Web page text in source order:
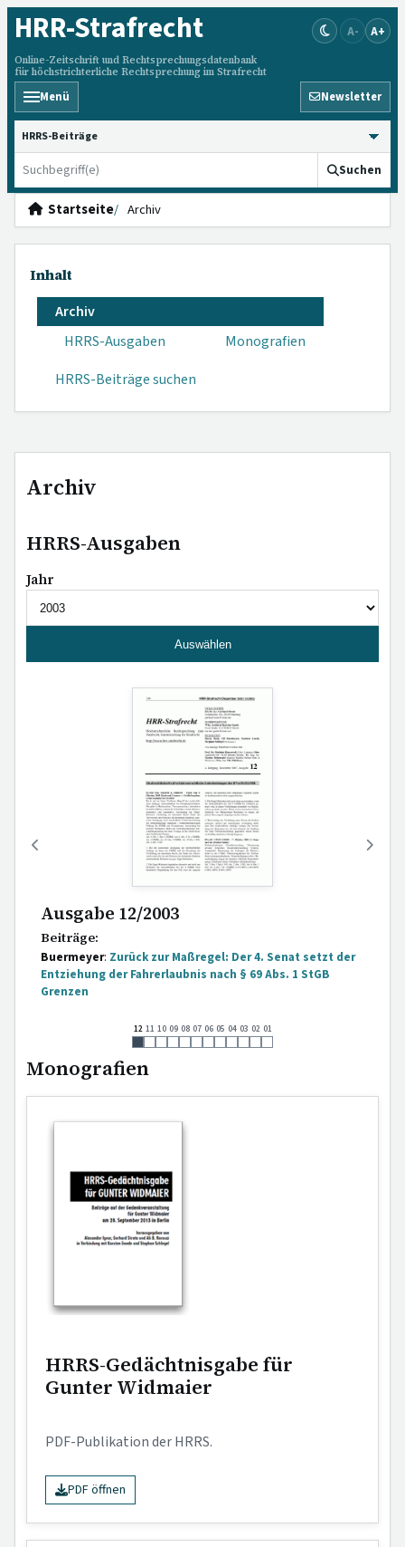
HRR-Strafrecht
Online-Zeitschrift und Rechtsprechungsdatenbank
für höchstrichterliche Rechtsprechung im Strafrecht
A- A+
Menü Newsletter
HRRS durchsuchen
Suchen
Startseite Archiv
Inhalt
Archiv
HRRS-Ausgaben
Monografien
HRRS-Beiträge suchen
Archiv
HRRS-Ausgaben
Jahr
Auswählen
12 11 10 09 08 07 06 05 04 03 02 01
Ausgabe 12/2003
Beiträge:
Buermeyer: Zu­rück zur Maßregel: Der 4. Senat setzt der
Entziehung der Fahrerlaubnis nach § 69 Abs. 1 StGB
Grenzen
Monografien
HRRS-Gedächtnisgabe für
Gunter Widmaier
PDF-Publikation der HRRS.
PDF öffnen